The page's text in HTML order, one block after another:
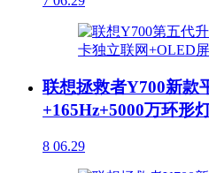
联想拯救者Y700新款
+165Hz+5000万环形
8 06.29